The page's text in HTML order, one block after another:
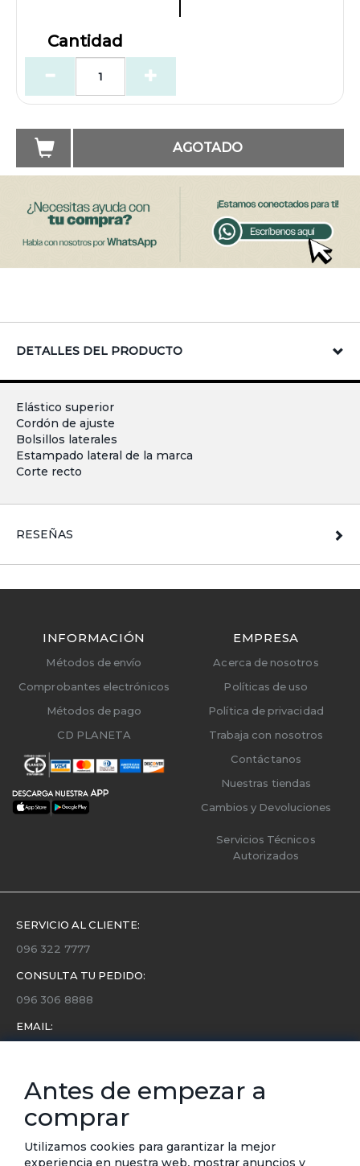
Cantidad
AGOTADO
DETALLES DEL PRODUCTO
Elástico superior
Cordón de ajuste
Bolsillos laterales
Estampado lateral de la marca
Corte recto
RESEÑAS
INFORMACIÓN
Métodos de envío
Comprobantes electrónicos
Métodos de pago
CD PLANETA
EMPRESA
Acerca de nosotros
Políticas de uso
Política de privacidad
Trabaja con nosotros
Contáctanos
Nuestras tiendas
Cambios y Devoluciones
Servicios Técnicos
Autorizados
SERVICIO AL CLIENTE:
096 322 7777
CONSULTA TU PEDIDO:
096 306 8888
EMAIL:
Conoce toda la información sobre últimas colecciones,
eventos y ofertas.
Subscríbete a nuestro newsletter
Antes de empezar a
comprar
Utilizamos cookies para garantizar la mejor
experiencia en nuestra web, mostrar anuncios y